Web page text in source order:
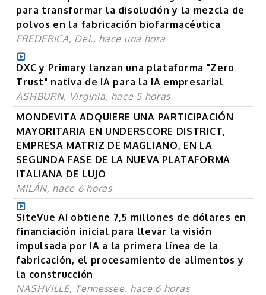
para transformar la disolución y la mezcla de
polvos en la fabricación biofarmacéutica
FREDERICA, Del., hace una hora
DXC y Primary lanzan una plataforma "Zero
Trust" nativa de IA para la IA empresarial
ASHBURN, Virginia, hace 5 horas
MONDEVITA ADQUIERE UNA PARTICIPACIÓN
MAYORITARIA EN UNDERSCORE DISTRICT,
EMPRESA MATRIZ DE MAGLIANO, EN LA
SEGUNDA FASE DE LA NUEVA PLATAFORMA
ITALIANA DE LUJO
MILÁN, hace 6 horas
SiteVue AI obtiene 7,5 millones de dólares en
financiación inicial para llevar la visión
impulsada por IA a la primera línea de la
fabricación, el procesamiento de alimentos y
la construcción
NASHVILLE, Tennessee, hace 6 horas